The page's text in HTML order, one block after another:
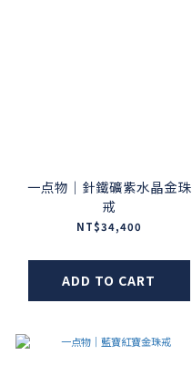
一点物｜針鐵礦紫水晶金珠
戒
NT$34,400
ADD TO CART